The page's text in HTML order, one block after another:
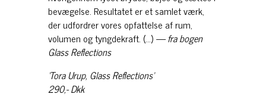
bevægelse. Resultatet er et samlet værk,
der udfordrer vores opfattelse af rum,
volumen og tyngdekraft. (…)— fra bogen
Glass Reflections
‘Tora Urup, Glass Reflections’
290,- Dkk